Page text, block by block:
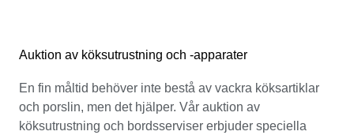
Auktion av köksutrustning och -apparater
En fin måltid behöver inte bestå av vackra köksartiklar
och porslin, men det hjälper. Vår auktion av
köksutrustning och bordsserviser erbjuder speciella